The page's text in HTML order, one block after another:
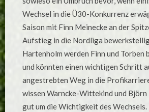
Wechsel in die Ü30-Konkurrenz
Saison mit Finn Meinecke an der
Aufstieg in die Nordliga
Hartenholm werden Finn und
und könnten einen wichtigen Schritt
angestrebten Weg in die Profikarriere
wissen Warncke-Wittekind und Björn
gut um die Wichtigkeit des Wechsels.